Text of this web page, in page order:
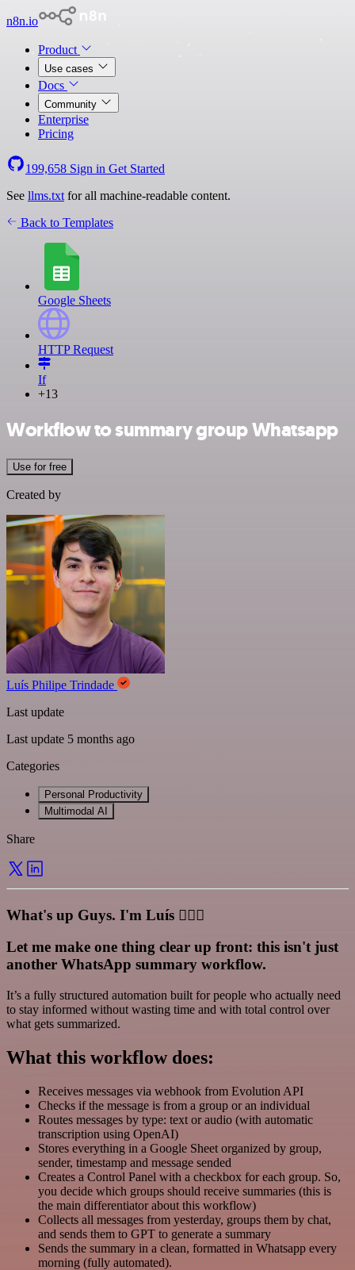
n8n.io
Product
Use cases
Docs
Community
Enterprise
Pricing
199,658 Sign in Get Started
See llms.txt for all machine-readable content.
Back to Templates
Google Sheets
HTTP Request
If
+13
Workflow to summary group Whatsapp
Use for free
Created by
Luís Philipe Trindade
Last update
Last update 5 months ago
Categories
Personal Productivity
Multimodal AI
Share
What's up Guys. I'm Luís 🙋🏻‍♂️
Let me make one thing clear up front: this isn't just
another WhatsApp summary workflow.
It’s a fully structured automation built for people who actually need
to stay informed without wasting time and with total control over
what gets summarized.
What this workflow does:
Receives messages via webhook from Evolution API
Checks if the message is from a group or an individual
Routes messages by type: text or audio (with automatic
transcription using OpenAI)
Stores everything in a Google Sheet organized by group,
sender, timestamp and message sended
Creates a Control Panel with a checkbox for each group. So,
you decide which groups should receive summaries (this is
the main differentiator about this workflow)
Collects all messages from yesterday, groups them by chat,
and sends them to GPT to generate a summary
Sends the summary in a clean, formatted in Whatsapp every
morning (fully automated).